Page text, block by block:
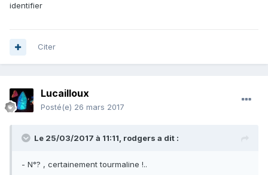
identifier
Citer
Lucailloux
Posté(e) 26 mars 2017
Le 25/03/2017 à 11:11, rodgers a dit :
- N°? , certainement tourmaline !..